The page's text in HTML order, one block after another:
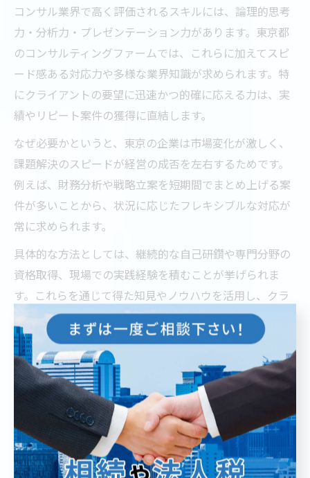
コンサル業界で高く評価されるスキルには、論理的思考
力・分析力・プレゼンテーション力があります。東京都
のコンサルティングファームでは、これらに加えてスピ
ード感ある対応力や多様な業界知識が求められます。特
にクライアントの要望に迅速かつ的確に応える力は、実
績やリピート案件の獲得に直結します。
なぜ必要かというと、東京の企業は市場変化が激しく、
課題解決のスピードが経営の成否を左右するためです。
例えば、財務分析や戦略立案を短期間でまとめ上げる案
件が多いことから、状況に応じたフレキシブルな対応が
常に求められます。
具体的な方法としては、継続的な自己研鑽や専門分野の
資格取得、現場での実践経験を積むことが挙げられま
す。これらを通じて得た知見やノウハウを活用し、クラ
イアントの期待を超える提案を行うことが、コンサル業
界で評価されるポイントです。
都心で必要なコンサルの選択眼と判断基準
都心のコンサル選びでは、単なる知名度や料金だけでな
く、実績・専門性・対応範囲といった複数の判断基準を
持つことが重要です。東京都内には多くのコンサル会社
が存在し、案件ごとに最適なパートナーを選ぶ選択眼が